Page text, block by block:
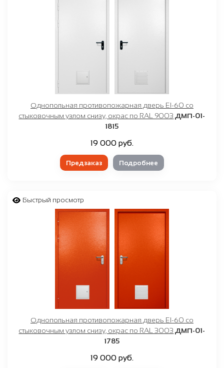
Однопольная противопожарная дверь EI-60 со
стыковочным узлом снизу, окрас по RAL 9003 ДМП-01-
1815
19 000 руб.
Предзаказ Подробнее
Быстрый просмотр
Однопольная противопожарная дверь EI-60 со
стыковочным узлом снизу, окрас по RAL 3003 ДМП-01-
1785
19 000 руб.